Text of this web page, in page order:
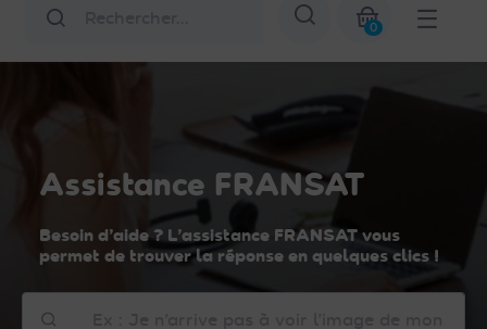
comprend
Afficher la
0
Assistance FRANSAT
Besoin d’aide ? L’assistance FRANSAT vous
permet de trouver la réponse en quelques clics !